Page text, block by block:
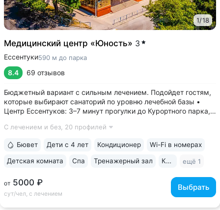
1/18
Медицинский центр «Юность» 3
Ессентуки590 м до парка
8.4 69 отзывов
Бюджетный вариант с сильным лечением. Подойдет гостям,
которые выбирают санаторий по уровню лечебной базы •
Центр Ессентуков: 3–7 минут прогулки до Курортного парка,
вокзала • Более 60 лет экспертизы в реабилитации
С лечением и без, 20 профилей
от 5000 ₽
сут/чел, с лечением
Выбрать
Бювет Дети с 4 лет Кондиционер Wi-Fi в номерах
Детская комната Спа Тренажерный зал Караоке ещё 1